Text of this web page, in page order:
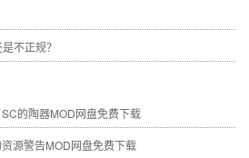
不正规？
的陶器MOD网盘免费下载
源警告MOD网盘免费下载